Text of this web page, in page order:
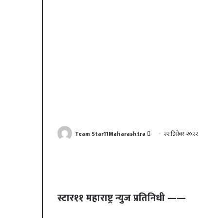
Team Star11Maharashtra
Send २२ डिसेंबर २०२२
स्टार११ महाराष्ट्र न्युज प्रतिनिधी ——